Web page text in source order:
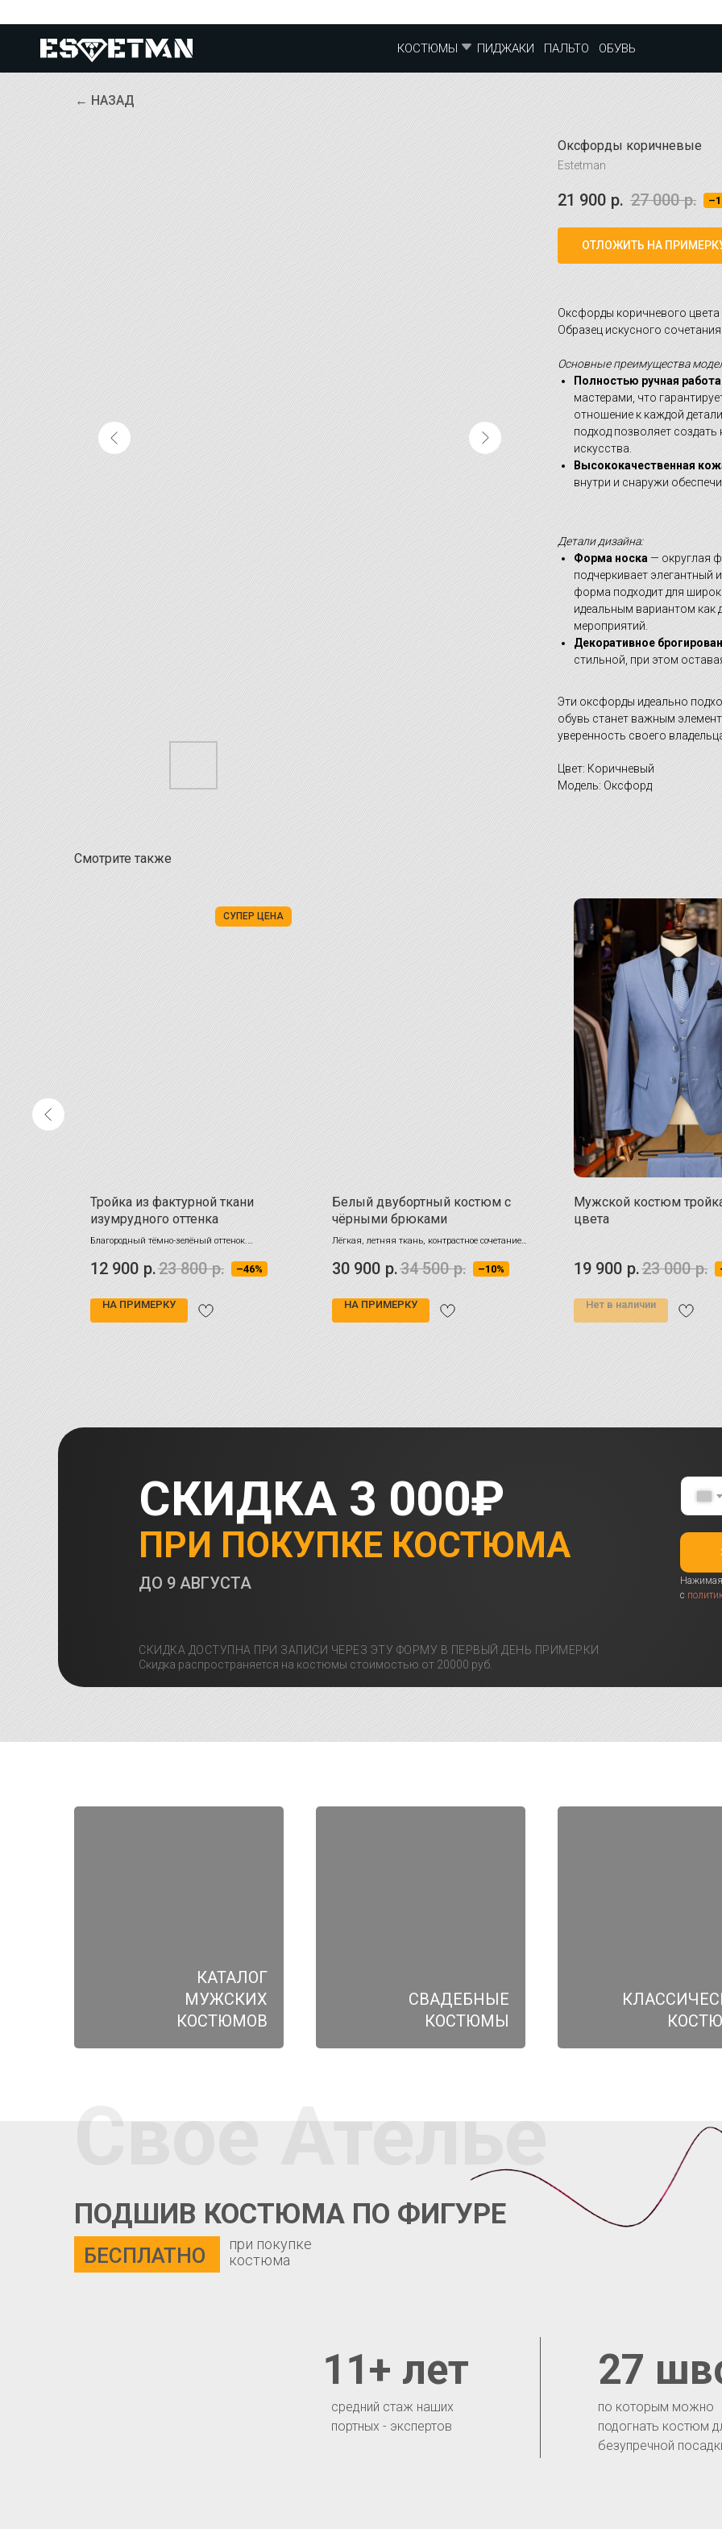
КОСТЮМЫ ПИДЖАКИ ПАЛЬТО ОБУВЬ
← НАЗАД
Оксфорды коричневые
Estetman
21 900 р. 27 000 р.
ОТЛОЖИТЬ НА
Оксфорды коричневого
Образец искусного
Основные преимущества
Полностью ручная работа
мастерами, что
отношение к каждой
подход позволяет
искусства.
Высококачественная
внутри и снаружи
Детали дизайна:
Форма носка— округлая
подчеркивает элегантный
форма подходит для
идеальным вариантом как
мероприятий.
Декоративное
стильной, при этом
Эти оксфорды идеально
обувь станет важным
уверенность своего
Цвет: Коричневый
Модель: Оксфорд
Смотрите также
разном
СУПЕР ЦЕНА
Тройка из фактурной ткани
изумрудного оттенка
Благородный тёмно-зелёный оттенок.
Мелкофактурная ткань с матовым отливом.
12 900 р.23 800 р. –46%
НА ПРИМЕРКУ
Белый двубортный костюм с
чёрными брюками
Лёгкая, летняя ткань, контрастное сочетание
цветов и посадка, которая выгодно подчеркивает
фигуру сделают Ваш образ незабываемым!
30 900 р.34 500 р. –10%
НА ПРИМЕРКУ
Мужской костюм
цвета
19 900 р.23 000 р.
Нет в наличии
ПРИ ПОКУПКЕ КОСТЮМА
СКИДКА 3 000₽
СКИДКА ДОСТУПНА ПРИ ЗАПИСИ ЧЕРЕЗ ЭТУ ФОРМУ В ПЕРВЫЙ ДЕНЬ ПРИМЕРКИ
Скидка распространяется на костюмы стоимостью от 20000 руб.
ДО 9 АВГУСТА
Нажимая
с
КАТАЛОГ
МУЖСКИХ
КОСТЮМОВ
СВАДЕБНЫЕ
КОСТЮМЫ
Свое Ателье
ПОДШИВ КОСТЮМА ПО ФИГУРЕ
БЕСПЛАТНО
по которым можно
подогнать костюм
безупречной
27
средний стаж наших
портных - экспертов
11+ лет
при покупке
костюма